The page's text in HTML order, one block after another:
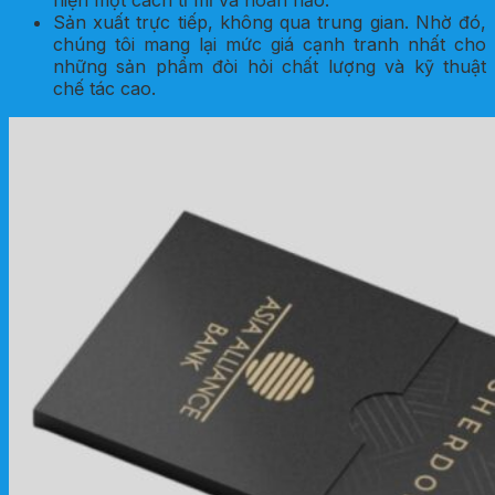
Sản xuất trực tiếp, không qua trung gian. Nhờ đó,
chúng tôi mang lại mức giá cạnh tranh nhất cho
những sản phẩm đòi hỏi chất lượng và kỹ thuật
chế tác cao.